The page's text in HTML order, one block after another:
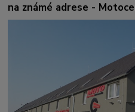
na známé adrese -